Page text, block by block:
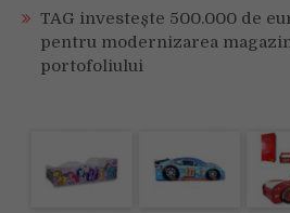
TAG investește 500.000 de
pentru modernizarea
portofoliului